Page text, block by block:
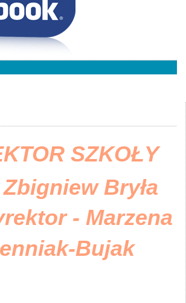
SZKOŁY
Bryła
- Marzena
Bujak